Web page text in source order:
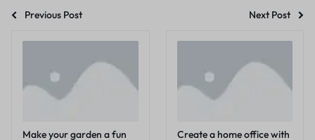
Previous Post Next Post
Make your garden a fun
Create a home office with